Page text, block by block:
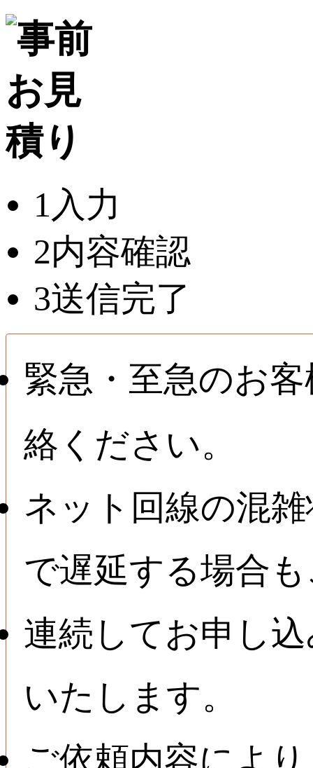
1入力
2内容確認
3送信完了
緊急・至急のお
絡ください。
ネット回線の混
で遅延する場合
連続してお申し
いたします。
ご依頼内容によ